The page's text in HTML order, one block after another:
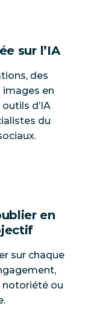
sur l’IA
des
images en
d’IA
du
en
sur chaque
notoriété ou